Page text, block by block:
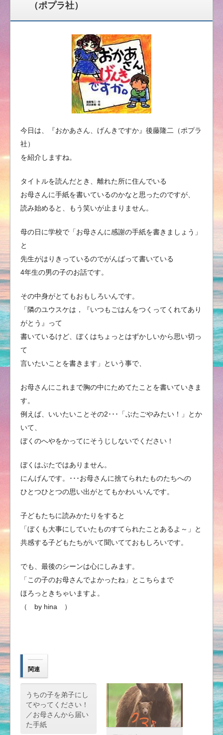
（ポプラ社）
今日は、『おかあさん、げんきですか』後藤隆二（ポプラ
社）
を紹介しますね。
タイトルを読んだとき、離れた所に住んでいる
お母さんに手紙を書いているのかなと思ったのですが、
読み始めると、もう笑いが止まりません。
母の日に学校で「お母さんに感謝の手紙を書きましょう」
と
先生がはりきっているのでがんばって書いている
4年生の男の子のお話です。
その中身がとてもおもしろいんです。
「隣のユウスケは，『いつもごはんをつくってくれてあり
がとう』って
書いているけど、ぼくはちょっとはずかしいから思い切っ
て
言いたいことを書きます」という事で、
お母さんにこれまで胸の中にためてたことを書いていきま
す。
例えば、いいたいことその2･･･「ぶたごやみたい！」とか
いて、
ぼくのへやをかってにそうじしないでください！
ぼくはぶたではありません。
にんげんです。･･･お母さんに捨てられたものたちへの
ひとつひとつの思い出がとてもかわいいんです。
子どもたちに読みかたりをすると
「ぼくも大事にしていたものすてられたことあるよ～」と
共感する子どもたちがいて聞いてておもしろいです。
でも、最後のシーンは心にしみます。
「この子のお母さんでよかったね」とこちらまで
ほろっときちゃいますよ。
（ by hina ）
関連
うちの子を弟子にし
てやってください！
／お母さんから届い
た手紙